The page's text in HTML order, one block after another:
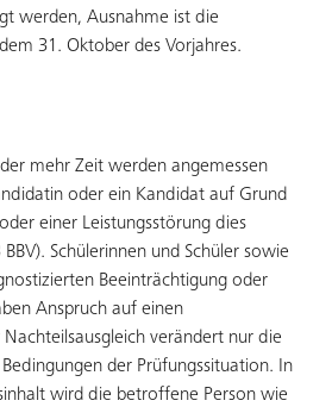
werden, Ausnahme ist die
31. Oktober des Vorjahres.
mehr Zeit werden angemessen
oder ein Kandidat auf Grund
einer Leistungsstörung dies
Schülerinnen und Schüler sowie
Beeinträchtigung oder
Anspruch auf einen
Nachteilsausgleich verändert nur die
der Prüfungssituation. In
wird die betroffene Person wie